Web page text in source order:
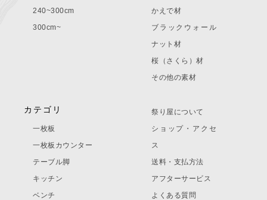
240~300cm
300cm~
かえで材
ブラックウォール
ナット材
桜（さくら）材
その他の素材
カテゴリ
一枚板
一枚板カウンター
テーブル脚
キッチン
ベンチ
祭り屋について
ショップ・アクセ
ス
送料・支払方法
アフターサービス
よくある質問